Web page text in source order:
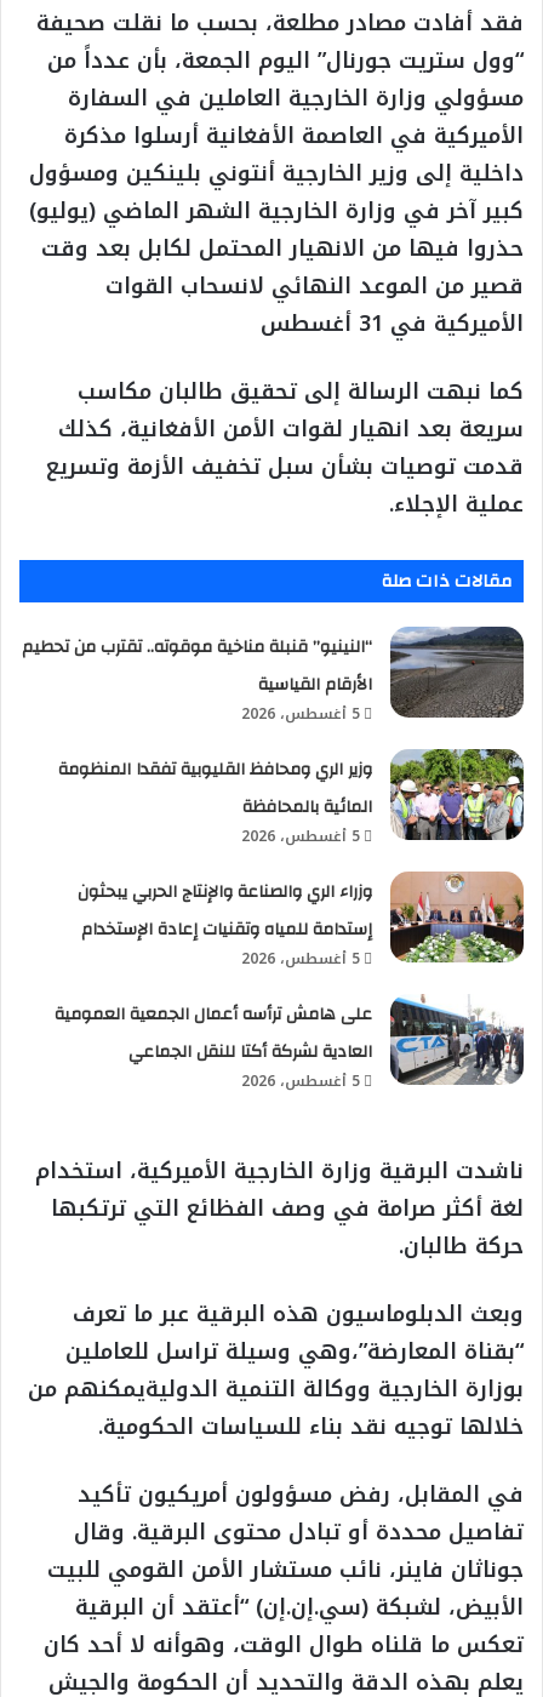
فقد أفادت مصادر مطلعة، بحسب ما نقلت صحيفة
“وول ستريت جورنال” اليوم الجمعة، بأن عدداً من
مسؤولي وزارة الخارجية العاملين في السفارة
الأميركية في العاصمة الأفغانية أرسلوا مذكرة
داخلية إلى وزير الخارجية أنتوني بلينكين ومسؤول
كبير آخر في وزارة الخارجية الشهر الماضي (يوليو)
حذروا فيها من الانهيار المحتمل لكابل بعد وقت
قصير من الموعد النهائي لانسحاب القوات
الأميركية في 31 أغسطس
كما نبهت الرسالة إلى تحقيق طالبان مكاسب
سريعة بعد انهيار لقوات الأمن الأفغانية، كذلك
قدمت توصيات بشأن سبل تخفيف الأزمة وتسريع
عملية الإجلاء.
مقالات ذات صلة
“النينيو” قنبلة مناخية موقوته.. تقترب من تحطيم
الأرقام القياسية
5 أغسطس، 2026
وزير الري ومحافظ القليوبية تفقدا المنظومة
المائية بالمحافظة
5 أغسطس، 2026
وزراء الري والصناعة والإنتاج الحربي يبحثون
إستدامة للمياه وتقنيات إعادة الإستخدام
5 أغسطس، 2026
على هامش ترأسه أعمال الجمعية العمومية
العادية لشركة أكتا للنقل الجماعي
5 أغسطس، 2026
ناشدت البرقية وزارة الخارجية الأميركية، استخدام
لغة أكثر صرامة في وصف الفظائع التي ترتكبها
حركة طالبان.
وبعث الدبلوماسيون هذه البرقية عبر ما تعرف
“بقناة المعارضة”،وهي وسيلة تراسل للعاملين
بوزارة الخارجية ووكالة التنمية الدوليةيمكنهم من
خلالها توجيه نقد بناء للسياسات الحكومية.
في المقابل، رفض مسؤولون أمريكيون تأكيد
تفاصيل محددة أو تبادل محتوى البرقية. وقال
جوناثان فاينر، نائب مستشار الأمن القومي للبيت
الأبيض، لشبكة (سي.إن.إن) “أعتقد أن البرقية
تعكس ما قلناه طوال الوقت، وهوأنه لا أحد كان
يعلم بهذه الدقة والتحديد أن الحكومة والجيش